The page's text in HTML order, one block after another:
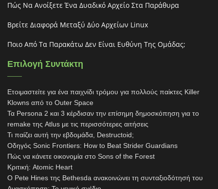
Πώς Να Ανοίξετε Ένα Δυαδικό Αρχείο Στα Παράθυρα
Βρείτε Διαφορά Μεταξύ Δύο Αρχείων Linux
Ποιο Από Τα Παρακάτω Δεν Είναι Ευθύνη Της Ομάδας;
Επιλογή Συντάκτη
Ετοιμαστείτε για ένα παιχνίδι τρόμου για πολλούς παίκτες Killer
Klowns από το Outer Space
Τα Persona 2 και 3 κέρδισαν την επίσημη δημοσκόπηση για το
remake της Atlus με τις περισσότερες αιτήσεις
Τι παίζει αυτή την εβδομάδα, Destructoid;
Οδηγός Sonic Frontiers: How to Beat Strider Guardians
Πώς να κάνετε οικονομία στο Sons of the Forest
Κριτική: Atomic Heart
Ο Pete Hines της Bethesda ανακοινώνει τη συνταξιοδότησή του